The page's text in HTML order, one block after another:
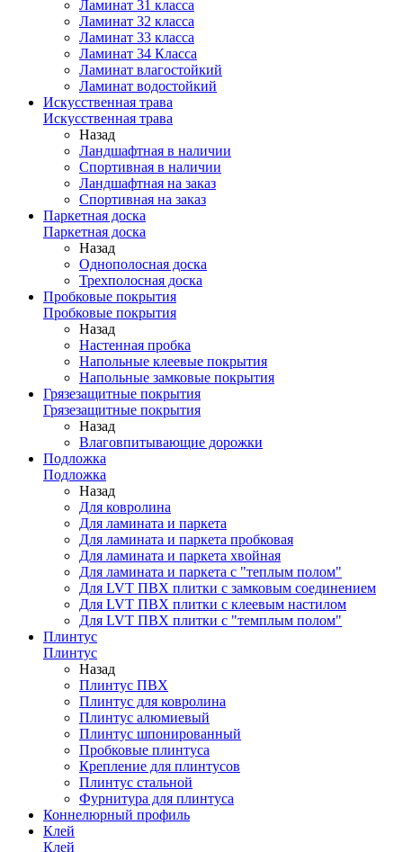
Ламинат 31 класса
Ламинат 32 класса
Ламинат 33 класса
Ламинат 34 Класса
Ламинат влагостойкий
Ламинат водостойкий
Искусственная трава
Искусственная трава
Назад
Ландшафтная в наличии
Спортивная в наличии
Ландшафтная на заказ
Спортивная на заказ
Паркетная доска
Паркетная доска
Назад
Однополосная доска
Трехполосная доска
Пробковые покрытия
Пробковые покрытия
Назад
Настенная пробка
Напольные клеевые покрытия
Напольные замковые покрытия
Грязезащитные покрытия
Грязезащитные покрытия
Назад
Влаговпитывающие дорожки
Подложка
Подложка
Назад
Для ковролина
Для ламината и паркета
Для ламината и паркета пробковая
Для ламината и паркета хвойная
Для ламината и паркета с "теплым полом"
Для LVT ПВХ плитки с замковым соединением
Для LVT ПВХ плитки с клеевым настилом
Для LVT ПВХ плитки с "темплым полом"
Плинтус
Плинтус
Назад
Плинтус ПВХ
Плинтус для ковролина
Плинтус алюмиевый
Плинтус шпонированный
Пробковые плинтуса
Крепление для плинтусов
Плинтус стальной
Фурнитура для плинтуса
Коннелюрный профиль
Клей
Клей